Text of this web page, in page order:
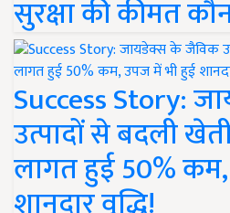
सुरक्षा की कीमत
Success Story:
उत्पादों से बदली
लागत हुई 50%